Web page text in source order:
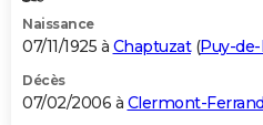
Naissance
07/11/1925 à Chaptuzat(Puy-
Décès
07/02/2006 à Clermont-Ferrand